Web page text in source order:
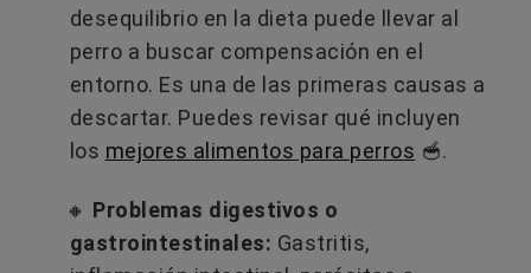
desequilibrio en la dieta puede llevar al
perro a buscar compensación en el
entorno. Es una de las primeras causas a
descartar. Puedes revisar qué incluyen
los mejores alimentos para perros 🥣.
🔸 Problemas digestivos o
gastrointestinales: Gastritis,